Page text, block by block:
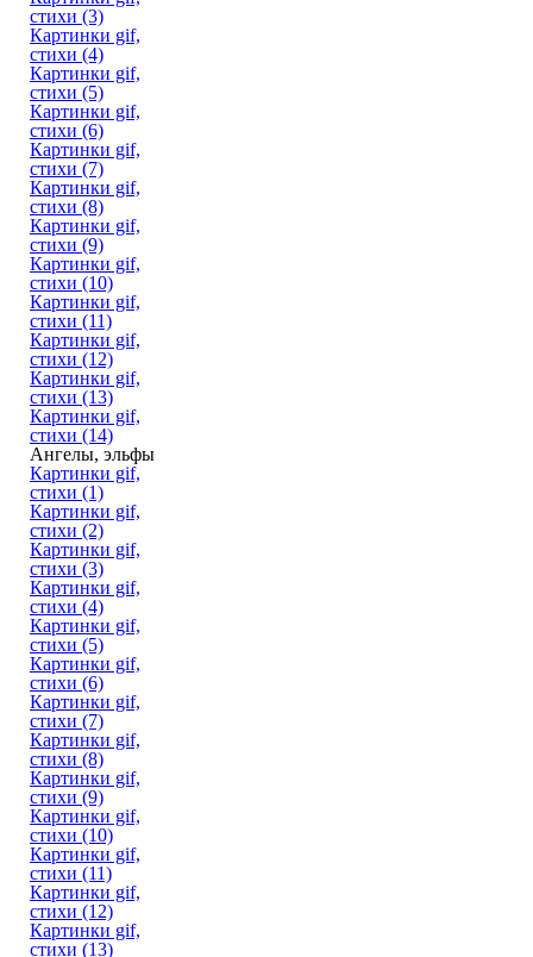
стихи (3)
Картинки gif,
стихи (4)
Картинки gif,
стихи (5)
Картинки gif,
стихи (6)
Картинки gif,
стихи (7)
Картинки gif,
стихи (8)
Картинки gif,
стихи (9)
Картинки gif,
стихи (10)
Картинки gif,
стихи (11)
Картинки gif,
стихи (12)
Картинки gif,
стихи (13)
Картинки gif,
стихи (14)
Ангелы, эльфы
Картинки gif,
стихи (1)
Картинки gif,
стихи (2)
Картинки gif,
стихи (3)
Картинки gif,
стихи (4)
Картинки gif,
стихи (5)
Картинки gif,
стихи (6)
Картинки gif,
стихи (7)
Картинки gif,
стихи (8)
Картинки gif,
стихи (9)
Картинки gif,
стихи (10)
Картинки gif,
стихи (11)
Картинки gif,
стихи (12)
Картинки gif,
стихи (13)